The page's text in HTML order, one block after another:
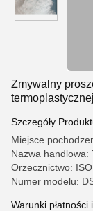
Zmywalny
Szczegóły
Miejsce
Nazwa handlowa:
Orzecznictwo:
Numer modelu:
Warunki płatności